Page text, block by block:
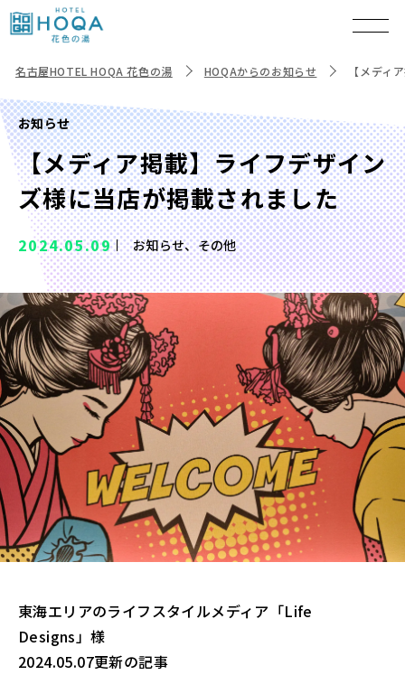
名古屋HOTEL HOQA 花色の湯 HOQAからのお知らせ 【メディ
お知らせ
【メディア掲載】ライフデザイン
ズ様に当店が掲載されました
2024.05.09 お知らせ、その他
東海エリアのライフスタイルメディア「Life
Designs」様
2024.05.07更新の記事